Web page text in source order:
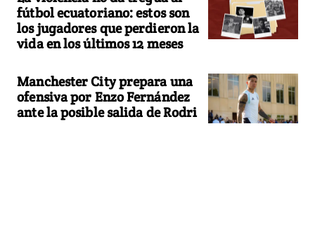
fútbol ecuatoriano: estos son
los jugadores que perdieron la
vida en los últimos 12 meses
Manchester City prepara una
ofensiva por Enzo Fernández
ante la posible salida de Rodri